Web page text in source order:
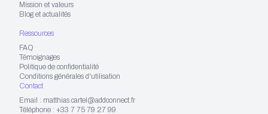
Mission et valeurs
Blog et actualités
Ressources
FAQ
Témoignages
Politique de confidentialité
Conditions générales d'utilisation
Contact
Email : matthias.cartel@addconnect.fr
Téléphone : +33 7 75 79 27 99